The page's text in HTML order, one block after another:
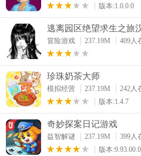
版本:1.0.0.0
逃离园区绝望求生之旅
冒险游戏 237.19M
409人
珍珠奶茶大师
模拟经营 237.19M
242人
版本:1.4.7
奇妙探案日记游戏
益智解谜 237.19M
399人
版本